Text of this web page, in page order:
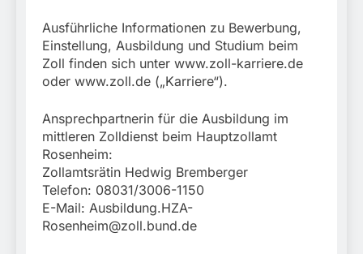
Ausführliche Informationen zu Bewerbung,
Einstellung, Ausbildung und Studium beim
Zoll finden sich unter www.zoll-karriere.de
oder www.zoll.de („Karriere“).
Ansprechpartnerin für die Ausbildung im
mittleren Zolldienst beim Hauptzollamt
Rosenheim:
Zollamtsrätin Hedwig Bremberger
Telefon: 08031/3006-1150
E-Mail: Ausbildung.HZA-
Rosenheim@zoll.bund.de